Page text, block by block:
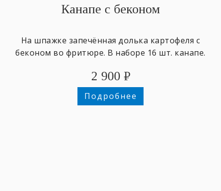
Канапе с беконом
На шпажке запечённая долька картофеля с
беконом во фритюре. В наборе 16 шт. канапе.
2 900 ₽
Подробнее